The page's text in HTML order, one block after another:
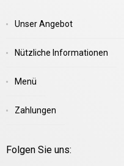
Unser Angebot
Nützliche Informationen
Menü
Zahlungen
Folgen Sie uns: